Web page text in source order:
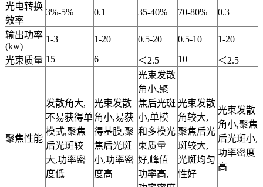
光电转换
效率
3%-5% 0.1 35-40% 70-80% 0.3
输出功率
(kw)
1-3 1-20 0.5-20 0.5-10 1-20
光束质量 15 6 ＜2.5 10 ＜2.5
聚焦性能
发散角大,
不易获得单
模式,聚焦
后光斑较
大,功率密
度低
光束发散
角小,易获
得基膜,聚
焦后光斑
小,功率密
度高
光束发散
角小,聚
焦后光斑
小,单模
和多模光
束质量
好,峰值
功率高,
光束发散
角较大,
聚焦后光
斑较大,
光斑均匀
性好
光束发散
角小,聚焦
后光斑小,
功率密度
高